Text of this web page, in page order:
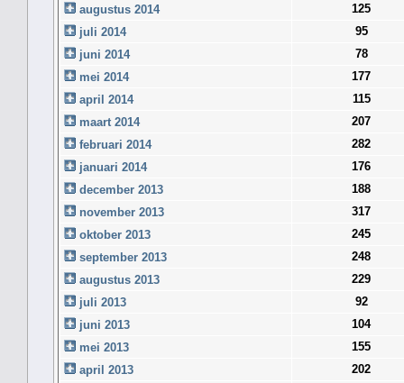
augustus 2014
125
juli 2014
95
juni 2014
78
mei 2014
177
april 2014
115
maart 2014
207
februari 2014
282
januari 2014
176
december 2013
188
november 2013
317
oktober 2013
245
september 2013
248
augustus 2013
229
juli 2013
92
juni 2013
104
mei 2013
155
april 2013
202